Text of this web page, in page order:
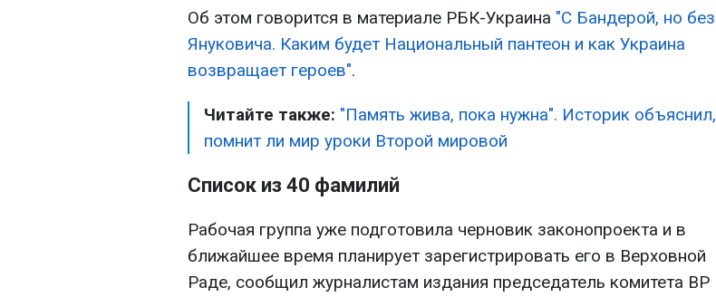
Об этом говорится в материале РБК-Украина "С Бандерой, но без
Януковича. Каким будет Национальный пантеон и как Украина
возвращает героев".
Читайте также: "Память жива, пока нужна". Историк объяснил,
помнит ли мир уроки Второй мировой
Список из 40 фамилий
Рабочая группа уже подготовила черновик законопроекта и в
ближайшее время планирует зарегистрировать его в Верховной
Раде, сообщил журналистам издания председатель комитета ВР